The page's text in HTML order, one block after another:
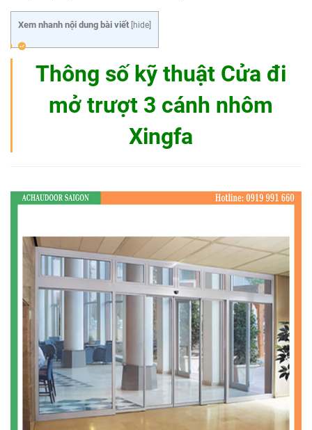
Xem nhanh nội dung bài viết [hide]
Thông số kỹ thuật Cửa đi
mở trượt 3 cánh nhôm
Xingfa